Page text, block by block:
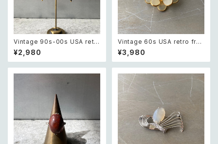
Vintage 90s-00s USA retr
o amber color beads pierc
e レトロ アメリカ ヴィンテージ
アクセサリー 琥珀色 ビーズ ピ
¥2,980
Vintage 60s USA retro fros
ted glass botanical flower
crystal bijou brooch レトロ
アメリカ ヴィンテージ アクセサ
フラワー クリスタル ビジュー ブ
ローチ
¥3,980